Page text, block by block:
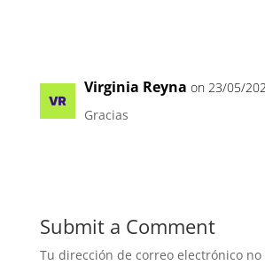
Virginia Reyna on 23/05/
Gracias
Submit a Comment
Tu dirección de correo electrónico